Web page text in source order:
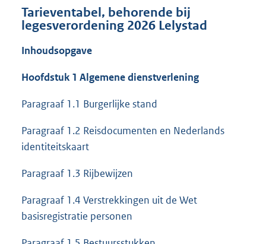
Tarieventabel, behorende bij
legesverordening 2026 Lelystad
Inhoudsopgave
Hoofdstuk 1 Algemene dienstverlening
Paragraaf 1.1 Burgerlijke stand
Paragraaf 1.2 Reisdocumenten en Nederlands
identiteitskaart
Paragraaf 1.3 Rijbewijzen
Paragraaf 1.4 Verstrekkingen uit de Wet
basisregistratie personen